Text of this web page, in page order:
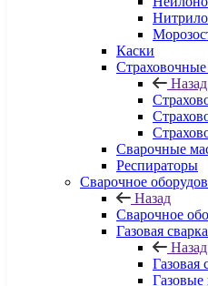
Каски
Страховочные
Назад
Сварочные
Респираторы
Сварочное
Назад
Сварочное
Газовая сварка
Назад
Газовая
Газовые